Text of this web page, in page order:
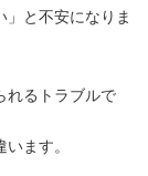
」と不安になりま
れるトラブルで
ます。